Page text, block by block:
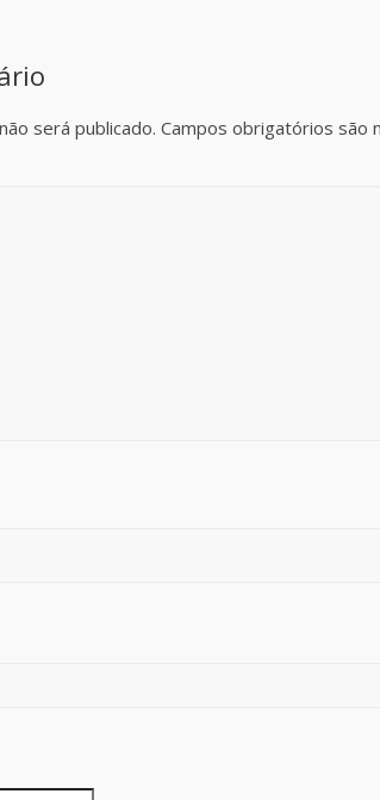
será publicado. Campos obrigatórios são